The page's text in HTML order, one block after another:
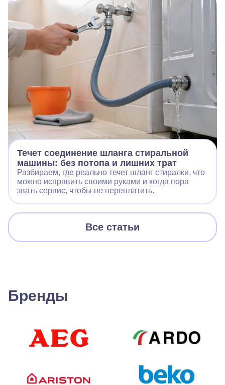
Течет соединение шланга стиральной
машины: без потопа и лишних трат
Разбираем, где реально течет шланг стиралки, что
можно исправить своими руками и когда пора
звать сервис, чтобы не переплатить.
Все статьи
Бренды